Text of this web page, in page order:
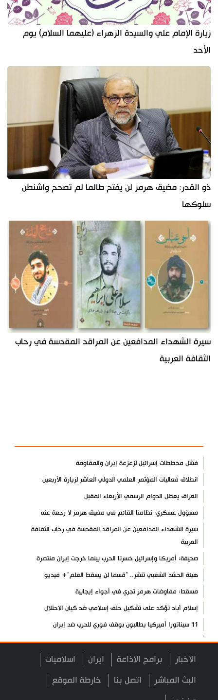
زيارة الإمام علي والسيدة الزهراء (عليهما السلام) يوم
الأحد
ذو القدر: مضيق هرمز لن يفتح طالما لم تصحح واشنطن
سلوكها
سيرة الشهداء المدافعين عن المراقد المقدسة في رحاب
الثقافة العربية
فشل مخططات إسرائيل لزعزعة إيران والمقاومة
انطلاق فعاليات المؤتمر العلمي الدولي العاشر لزيارة الأربعين
العراق يعطل الدوام الرسمي الأربعاء المقبل
مسؤول عسكري: نظامنا القائم في مضيق هرمز لا رجعة عنه
سيرة الشهداء المدافعين عن المراقد المقدسة في رحاب الثقافة
العربية
صحيفة: أمريكا وإسرائيل خسرتا الحرب بينما خرجت إيران منتصرة
هيئة الحشد الشعبي تنشر.. "قسما لن يسقط العلم"+ فيديو
مسقط: مفاوضات هرمز تجري في أجواء إيجابية
إسلام آباد تؤكد على تشكيل حلف إسلامي ضد كيان الاحتلال
11 سيناتورا أميركيا يطالبون بوقف فوري للحرب ضد إيران
ذو القدر: مضيق هرمز لن يفتح طالما لم تصحح واشنطن سلوكها
حرس الثورة: فتح مضيق هرمز مرهون بقبول الشروط الإيرانية
إيجئي: نقدر جهود الصحفيين وتصديهم لمحاولات العدو الرامية إلى
التزييف
الاخبار برامج الاذاعة ايران اسلاميات
البث المباشر اتصل بنا خارطة الموقع